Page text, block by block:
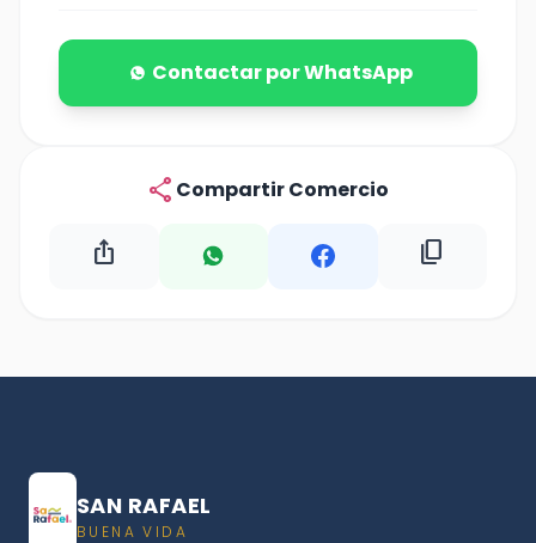
Contactar por WhatsApp
share Compartir Comercio
ios_share content_copy
SAN RAFAEL
BUENA VIDA